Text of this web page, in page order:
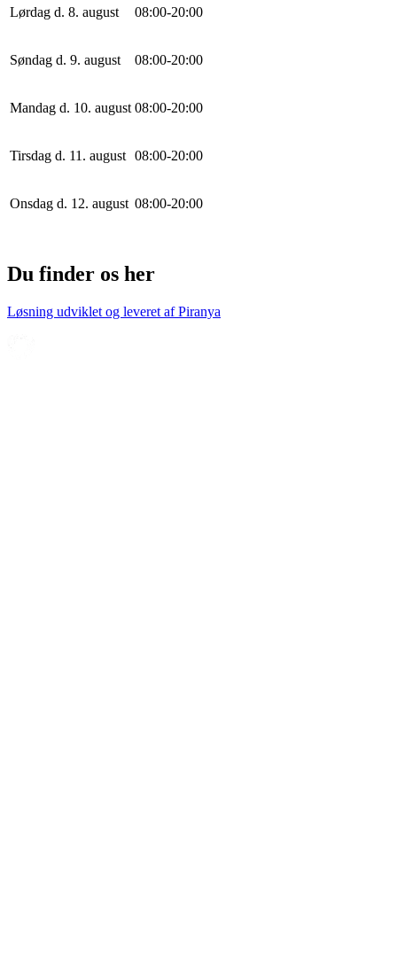
Lørdag d. 8. august 08:00-20:00
Søndag d. 9. august 08:00-20:00
Mandag d. 10. august 08:00-20:00
Tirsdag d. 11. august 08:00-20:00
Onsdag d. 12. august 08:00-20:00
Du finder os her
Løsning udviklet og leveret afPiranya